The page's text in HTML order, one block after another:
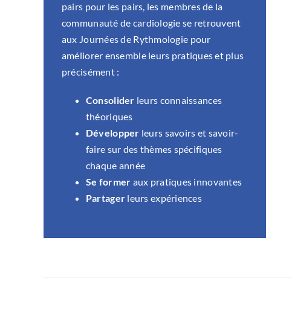
pairs pour les pairs, les membres de la
communauté de cardiologie se retrouvent
aux Journées de Rythmologie pour
améliorer ensemble leurs pratiques et plus
précisément :
Consolider leurs connaissances
théoriques
Développer leurs savoirs et savoir-
faire sur des thèmes spécifiques
chaque année
Se former aux pratiques innovantes
Partager leurs expériences